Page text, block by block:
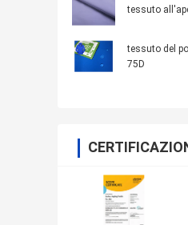
tessuto
tessuto del
75D